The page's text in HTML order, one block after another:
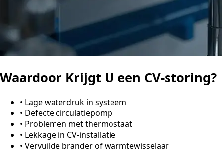
Waardoor Krijgt U een CV-storing?
• Lage waterdruk in systeem
• Defecte circulatiepomp
• Problemen met thermostaat
• Lekkage in CV-installatie
• Vervuilde brander of warmtewisselaar